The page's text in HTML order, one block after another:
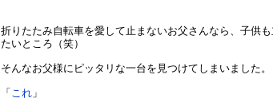
折りたたみ自転車を愛して止まないお父さんなら、子供
たいところ（笑）
そんなお父様にピッタリな一台を見つけてしまいました。
「 これ 」